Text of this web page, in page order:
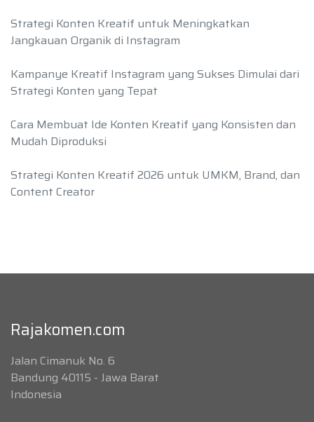
Strategi Konten Kreatif untuk Meningkatkan
Jangkauan Organik di Instagram
Kampanye Kreatif Instagram yang Sukses Dimulai dari
Strategi Konten yang Tepat
Cara Membuat Ide Konten Kreatif yang Konsisten dan
Mudah Diproduksi
Strategi Konten Kreatif 2026 untuk UMKM, Brand, dan
Content Creator
Rajakomen.com
Jalan Cimanuk No. 6
Bandung 40115 - Jawa Barat
Indonesia